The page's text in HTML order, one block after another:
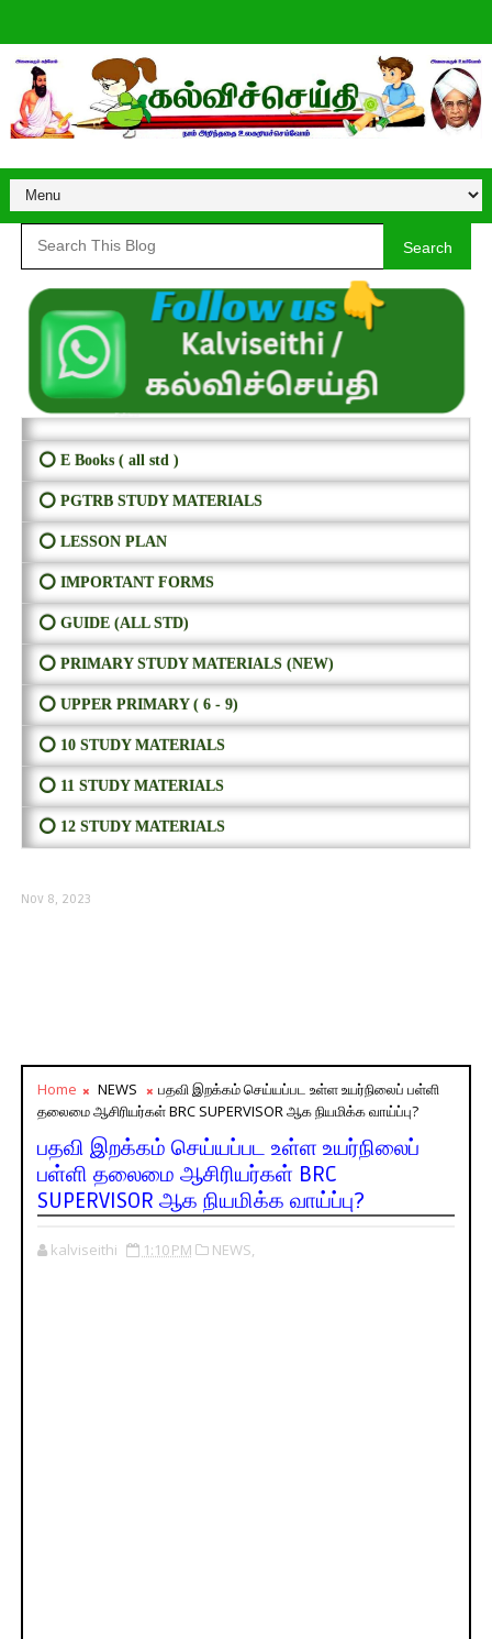
Search
⭕ E Books ( all std )
⭕ PGTRB STUDY MATERIALS
⭕ LESSON PLAN
⭕ IMPORTANT FORMS
⭕ GUIDE (ALL STD)
⭕ PRIMARY STUDY MATERIALS (NEW)
⭕ UPPER PRIMARY ( 6 - 9)
⭕ 10 STUDY MATERIALS
⭕ 11 STUDY MATERIALS
⭕ 12 STUDY MATERIALS
Nov 8, 2023
Home NEWS
பதவி இறக்கம் செய்யப்பட உள்ள உயர்நிலைப் பள்ளி
தலைமை ஆசிரியர்கள் BRC SUPERVISOR ஆக நியமிக்க வாய்ப்பு?
பதவி இறக்கம் செய்யப்பட உள்ள உயர்நிலைப்
பள்ளி தலைமை ஆசிரியர்கள் BRC
SUPERVISOR ஆக நியமிக்க வாய்ப்பு?
kalviseithi 1:10 PM NEWS,